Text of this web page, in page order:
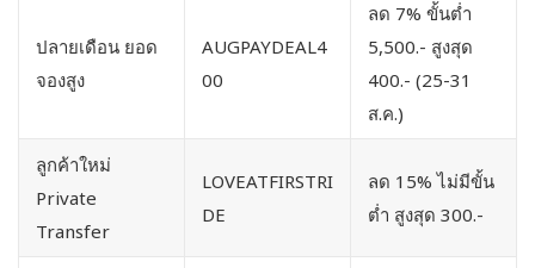
ปลายเดือน ยอด
จองสูง
AUGPAYDEAL4
00
ลด 7% ขั้นต่ำ
5,500.- สูงสุด
400.- (25-31
ส.ค.)
ลูกค้าใหม่
Private
Transfer
LOVEATFIRSTRI
DE
ลด 15% ไม่มีขั้น
ต่ำ สูงสุด 300.-